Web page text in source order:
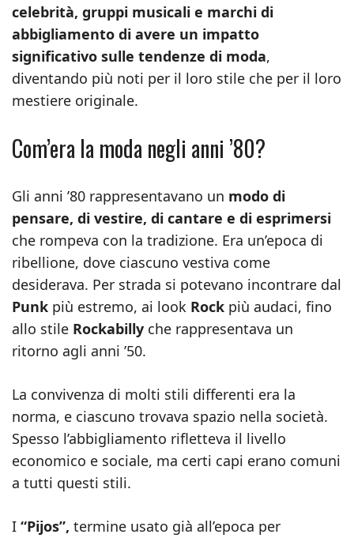
celebrità, gruppi musicali e marchi di
abbigliamento di avere un impatto
significativo sulle tendenze di moda,
diventando più noti per il loro stile che per il loro
mestiere originale.
Com’era la moda negli anni ’80?
Gli anni ’80 rappresentavano un modo di
pensare, di vestire, di cantare e di esprimersi
che rompeva con la tradizione. Era un’epoca di
ribellione, dove ciascuno vestiva come
desiderava. Per strada si potevano incontrare dal
Punk più estremo, ai look Rock più audaci, fino
allo stile Rockabilly che rappresentava un
ritorno agli anni ’50.
La convivenza di molti stili differenti era la
norma, e ciascuno trovava spazio nella società.
Spesso l’abbigliamento rifletteva il livello
economico e sociale, ma certi capi erano comuni
a tutti questi stili.
I “Pijos”, termine usato già all’epoca per